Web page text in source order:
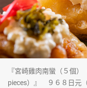
『宮崎雞肉南蠻（５個
pieces）』 ９６８日元（